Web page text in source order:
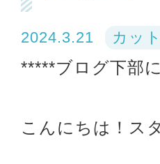
2024.3.21 カッ
*****ブログ下部
こんにちは！ス